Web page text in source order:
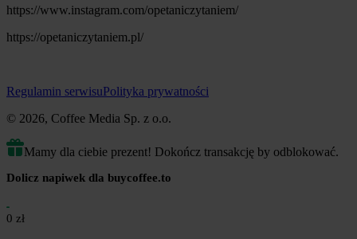
https://www.instagram.com/opetaniczytaniem/
https://opetaniczytaniem.pl/
Regulamin serwisuPolityka prywatności
© 2026, Coffee Media Sp. z o.o.
Mamy dla ciebie prezent! Dokończ transakcję by odblokować.
Dolicz napiwek dla buycoffee.to
0 zł